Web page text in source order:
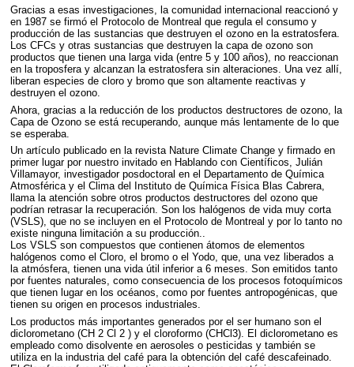
Gracias a esas investigaciones, la comunidad internacional reaccionó y
en 1987 se firmó el Protocolo de Montreal que regula el consumo y
producción de las sustancias que destruyen el ozono en la estratosfera.
Los CFCs y otras sustancias que destruyen la capa de ozono son
productos que tienen una larga vida (entre 5 y 100 años), no reaccionan
en la troposfera y alcanzan la estratosfera sin alteraciones. Una vez allí,
liberan especies de cloro y bromo que son altamente reactivas y
destruyen el ozono.
Ahora, gracias a la reducción de los productos destructores de ozono, la
Capa de Ozono se está recuperando, aunque más lentamente de lo que
se esperaba.
Un artículo publicado en la revista Nature Climate Change y firmado en
primer lugar por nuestro invitado en Hablando con Científicos, Julián
Villamayor, investigador posdoctoral en el Departamento de Química
Atmosférica y el Clima del Instituto de Química Física Blas Cabrera,
llama la atención sobre otros productos destructores del ozono que
podrían retrasar la recuperación. Son los halógenos de vida muy corta
(VSLS), que no se incluyen en el Protocolo de Montreal y por lo tanto no
existe ninguna limitación a su producción..
Los VSLS son compuestos que contienen átomos de elementos
halógenos como el Cloro, el bromo o el Yodo, que, una vez liberados a
la atmósfera, tienen una vida útil inferior a 6 meses. Son emitidos tanto
por fuentes naturales, como consecuencia de los procesos fotoquímicos
que tienen lugar en los océanos, como por fuentes antropogénicas, que
tienen su origen en procesos industriales.
Los productos más importantes generados por el ser humano son el
diclorometano (CH 2 Cl 2 ) y el cloroformo (CHCl3). El diclorometano es
empleado como disolvente en aerosoles o pesticidas y también se
utiliza en la industria del café para la obtención del café descafeinado.